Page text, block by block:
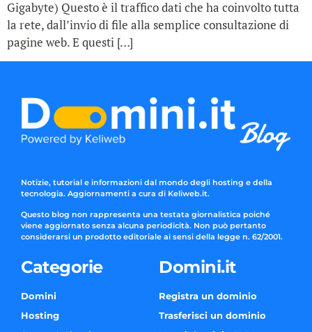
Gigabyte) Questo è il traffico dati che ha coinvolto tutta
la rete, dall’invio di file alla semplice consultazione di
pagine web. E questi […]
Notizie, tutorial e informazioni dal mondo degli hosting e della
tecnologia. Aggiornamenti a cura di Keliweb.it.
Questo blog non rappresenta una testata giornalistica poiché
viene aggiornato senza alcuna periodicità. Non può pertanto
considerarsi un prodotto editoriale ai sensi della legge n. 62/2001.
Categorie
Domini
Hosting
Domini.it
Registra un dominio
Trasferisci un dominio